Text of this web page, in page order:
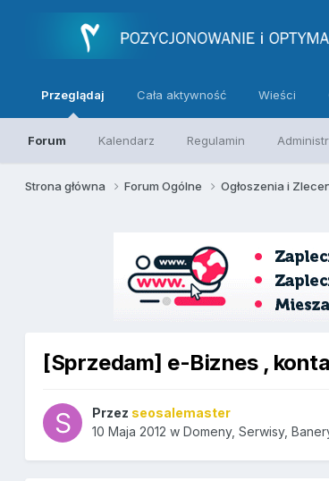
Przeglądaj
Forum Kalendarz Regulamin
Cała aktywność Wieści
Strona główna Forum Ogólne Ogłoszenia i
[Sprzedam] e-Biznes ,
Przez seosalemaster
10 Maja 2012 wDomeny, Serwisy,